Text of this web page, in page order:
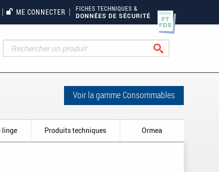
ME CONNECTER
FICHES TECHNIQUES &
DONNÉES DE SÉCURITÉ
Voir la gamme Consommables
linge Produits techniques Ormea